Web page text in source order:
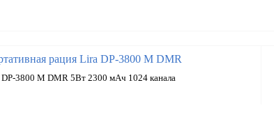
рация Lira DP-3800 M DMR
3800 M DMR 5Вт 2300 мАч 1024 канала